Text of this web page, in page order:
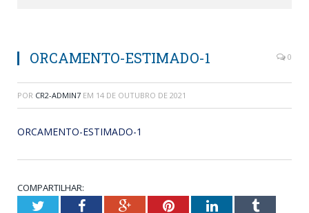
ORCAMENTO-ESTIMADO-1 0
POR CR2-ADMIN7 EM 14 DE OUTUBRO DE 2021
ORCAMENTO-ESTIMADO-1
COMPARTILHAR:
TwitterFacebookGoogle+PinterestLinkedInTumblr